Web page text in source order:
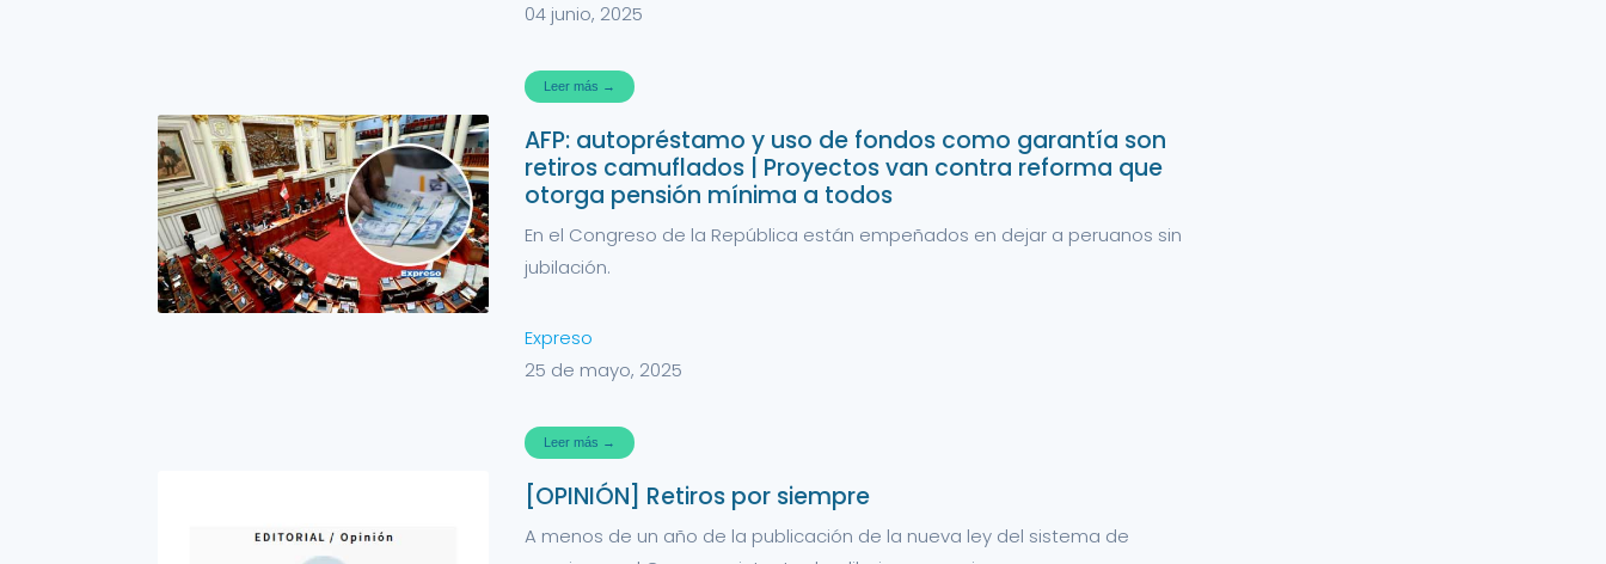
04 junio, 2025
Leer más →
AFP: autopréstamo y uso de fondos como garantía son
retiros camuflados | Proyectos van contra reforma que
otorga pensión mínima a todos
En el Congreso de la República están empeñados en dejar a peruanos sin
jubilación.
Expreso
25 de mayo, 2025
Leer más →
[OPINIÓN] Retiros por siempre
A menos de un año de la publicación de la nueva ley del sistema de